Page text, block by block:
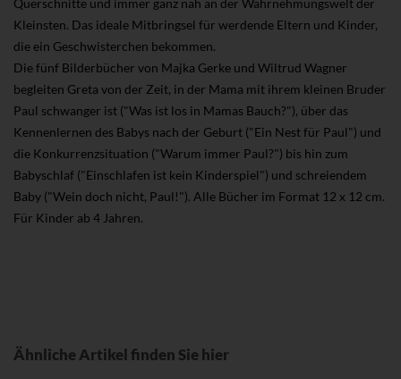
Kleinsten. Das ideale Mitbringsel für werdende Eltern und Kinder,
die ein Geschwisterchen bekommen.
Die fünf Bilderbücher von Majka Gerke und Wiltrud Wagner
begleiten Greta von der Zeit, in der Mama mit ihrem kleinen Bruder
Paul schwanger ist ("Was ist los in Mamas Bauch?"), über das
Kennenlernen des Babys nach der Geburt ("Ein Nest für Paul") und
die Konkurrenzsituation ("Warum immer Paul?") bis hin zum
Babyschlaf ("Einschlafen ist kein Kinderspiel") und schreiendem
Baby ("Wein doch nicht, Paul!"). Alle Bücher im Format 12 x 12 cm.
Für Kinder ab 4 Jahren.
Ähnliche Artikel finden Sie hier